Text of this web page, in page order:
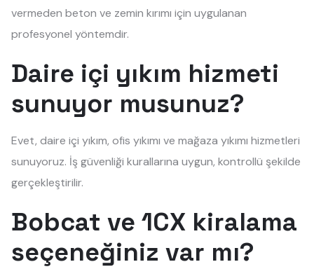
vermeden beton ve zemin kırımı için uygulanan
profesyonel yöntemdir.
Daire içi yıkım hizmeti
sunuyor musunuz?
Evet, daire içi yıkım, ofis yıkımı ve mağaza yıkımı hizmetleri
sunuyoruz. İş güvenliği kurallarına uygun, kontrollü şekilde
gerçekleştirilir.
Bobcat ve 1CX kiralama
seçeneğiniz var mı?